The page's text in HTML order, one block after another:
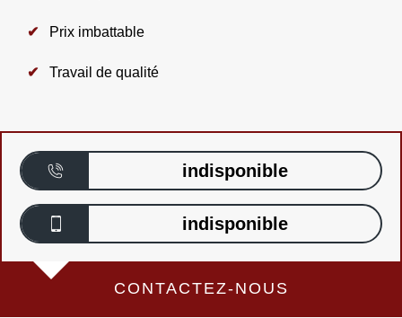
Prix imbattable
Travail de qualité
indisponible
indisponible
CONTACTEZ-NOUS